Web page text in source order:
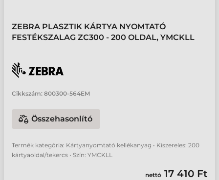
ZEBRA PLASZTIK KÁRTYA NYOMTATÓ
FESTÉKSZALAG ZC300 - 200 OLDAL, YMCKLL
Cikkszám: 800300-564EM
Összehasonlító
Termék kategória: Kártyanyomtató kellékanyag • Kiszereles: 200
kártyaoldal/tekercs • Szín: YMCKLL
nettó 17 410 Ft